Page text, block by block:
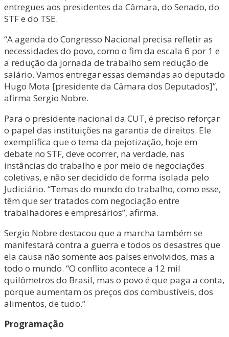
entregues aos presidentes da Câmara, do Senado, do
STF e do TSE.
“A agenda do Congresso Nacional precisa refletir as
necessidades do povo, como o fim da escala 6 por 1 e
a redução da jornada de trabalho sem redução de
salário. Vamos entregar essas demandas ao deputado
Hugo Mota [presidente da Câmara dos Deputados]”,
afirma Sergio Nobre.
Para o presidente nacional da CUT, é preciso reforçar
o papel das instituições na garantia de direitos. Ele
exemplifica que o tema da pejotização, hoje em
debate no STF, deve ocorrer, na verdade, nas
instâncias do trabalho e por meio de negociações
coletivas, e não ser decidido de forma isolada pelo
Judiciário. “Temas do mundo do trabalho, como esse,
têm que ser tratados com negociação entre
trabalhadores e empresários”, afirma.
Sergio Nobre destacou que a marcha também se
manifestará contra a guerra e todos os desastres que
ela causa não somente aos países envolvidos, mas a
todo o mundo. “O conflito acontece a 12 mil
quilômetros do Brasil, mas o povo é que paga a conta,
porque aumentam os preços dos combustíveis, dos
alimentos, de tudo.”
Programação